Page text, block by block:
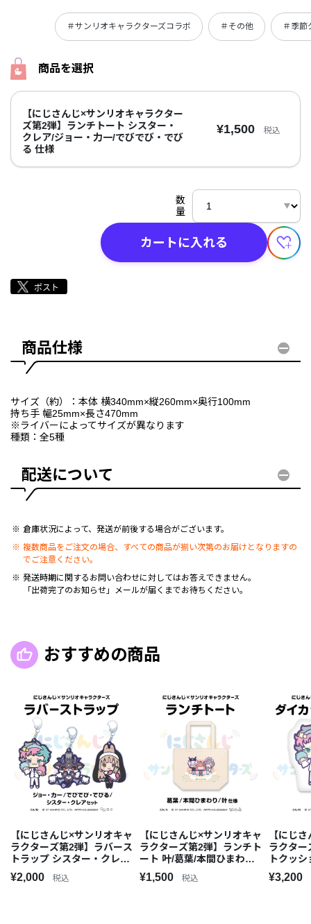
＃サンリオキャラクターズコラボ ＃その他 ＃季節
商品を選択
【にじさんじ×サンリオキャラクター
ズ第2弾】ランチトート シスター・
クレア/ジョー・力一/でびでび・でび
る 仕様
¥1,500 税込
数
量
カートに入れる
商品仕様
サイズ（約）：本体 横340mm×縦260mm×奥行100mm
持ち手 幅25mm×長さ470mm
※ライバーによってサイズが異なります
種類：全5種
配送について
倉庫状況によって、発送が前後する場合がございます。
複数商品をご注文の場合、すべての商品が揃い次第のお届けとなりますの
でご注意ください。
発送時期に関するお問い合わせに対してはお答えできません。
「出荷完了のお知らせ」メールが届くまでお待ちください。
おすすめの商品
【にじさんじ×サンリオキャ
ラクターズ第2弾】ラバース
トラップ シスター・クレア/
ジョー・力一/でびでび・で
びる セット
¥2,000 税込
【にじさんじ×サンリオキャ
ラクターズ第2弾】ランチト
ート 叶/葛葉/本間ひまわり
仕様
¥1,500 税込
【にじ
ラクター
トクッ
¥3,200